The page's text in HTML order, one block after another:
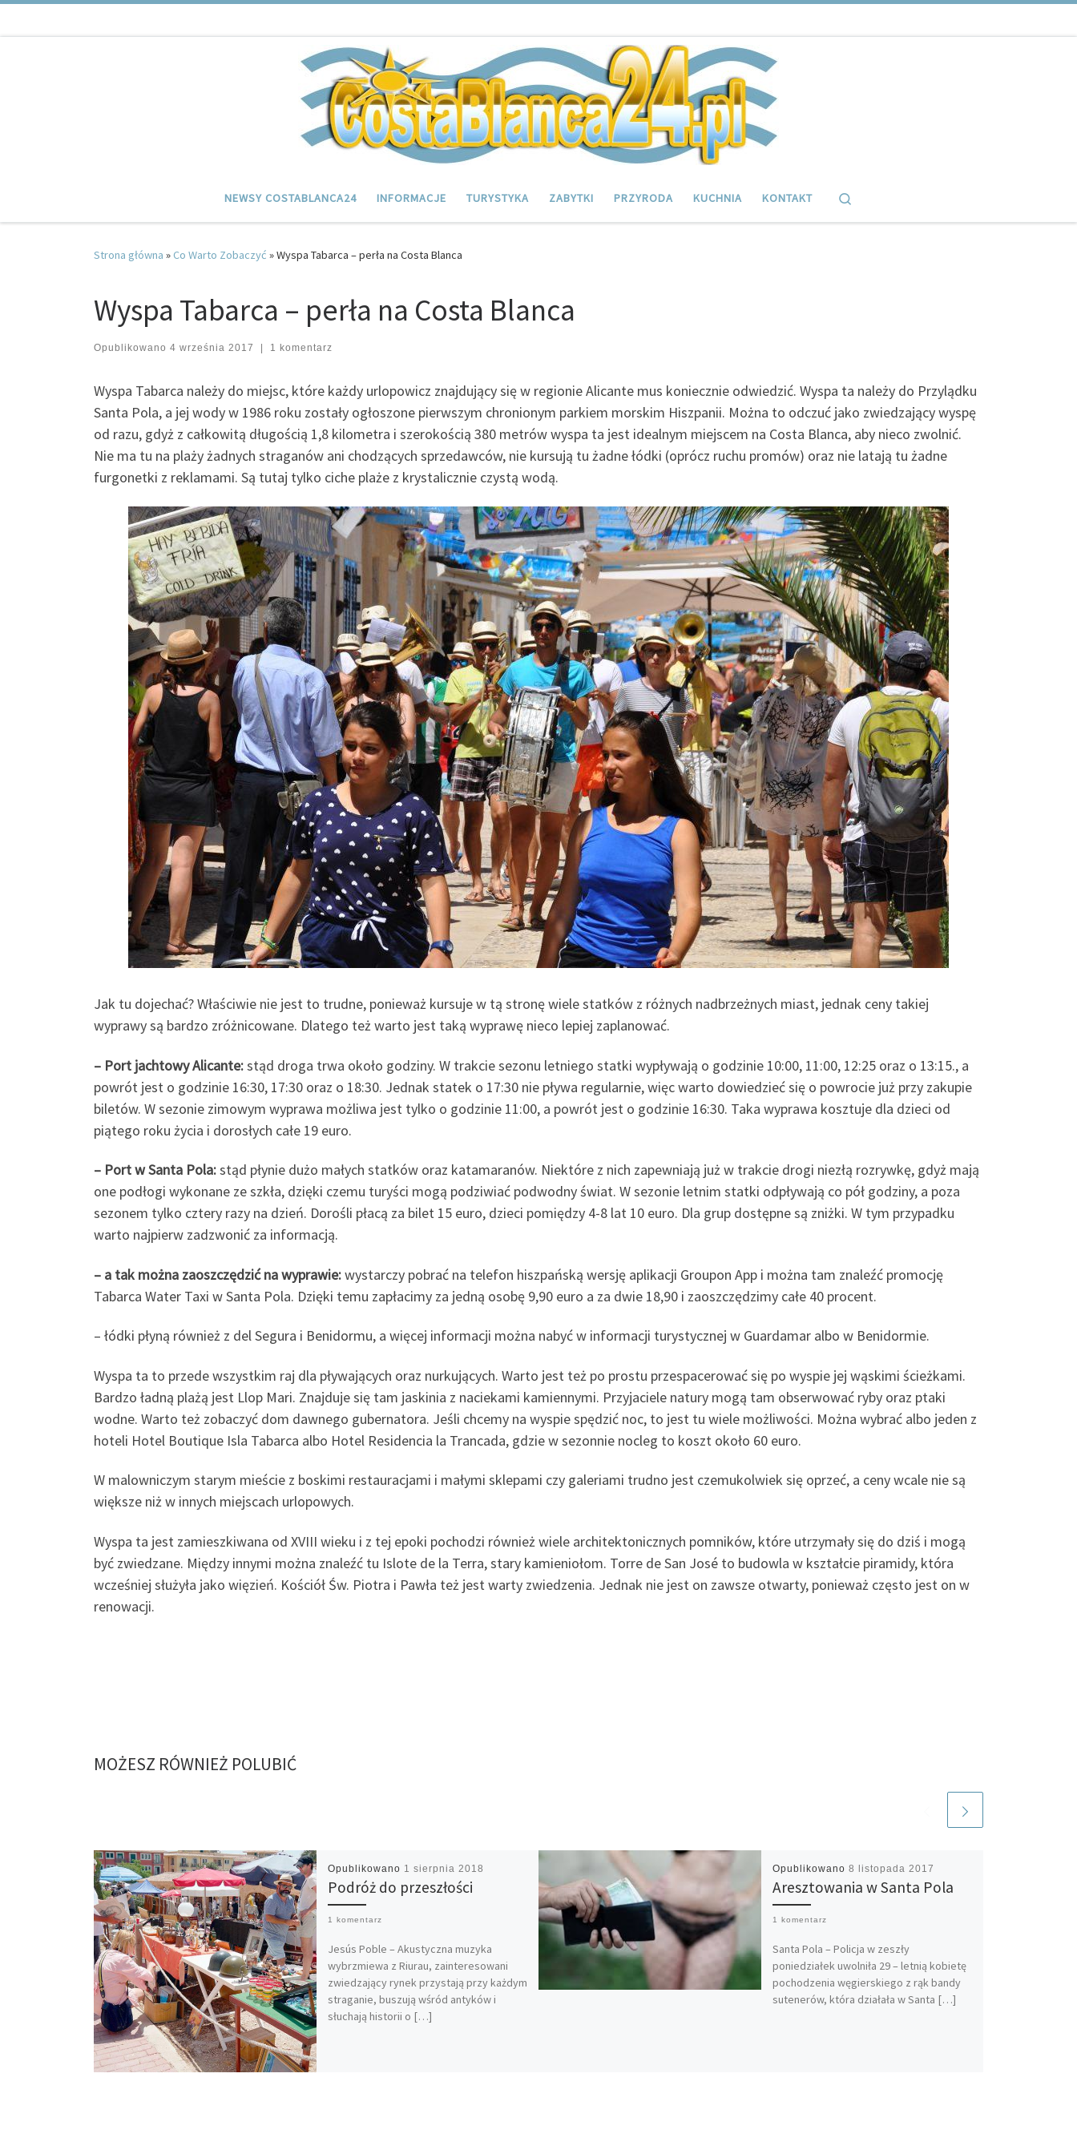
NEWSY COSTABLANCA24 INFORMACJE TURYSTYKA ZABYTKI PRZYRODA KUCHNIA KONTAKT
Strona główna »Co Warto Zobaczyć »Wyspa Tabarca – perła na Costa Blanca
Wyspa Tabarca – perła na Costa Blanca
Opublikowano 4 września 2017 1 komentarz
Wyspa Tabarca należy do miejsc, które każdy urlopowicz znajdujący się w regionie Alicante mus koniecznie odwiedzić. Wyspa ta należy do Przylądku
Santa Pola, a jej wody w 1986 roku zostały ogłoszone pierwszym chronionym parkiem morskim Hiszpanii. Można to odczuć jako zwiedzający wyspę
od razu, gdyż z całkowitą długością 1,8 kilometra i szerokością 380 metrów wyspa ta jest idealnym miejscem na Costa Blanca, aby nieco zwolnić.
Nie ma tu na plaży żadnych straganów ani chodzących sprzedawców, nie kursują tu żadne łódki (oprócz ruchu promów) oraz nie latają tu żadne
furgonetki z reklamami. Są tutaj tylko ciche plaże z krystalicznie czystą wodą.
Jak tu dojechać? Właściwie nie jest to trudne, ponieważ kursuje w tą stronę wiele statków z różnych nadbrzeżnych miast, jednak ceny takiej
wyprawy są bardzo zróżnicowane. Dlatego też warto jest taką wyprawę nieco lepiej zaplanować.
– Port jachtowy Alicante:stąd droga trwa około godziny. W trakcie sezonu letniego statki wypływają o godzinie 10:00, 11:00, 12:25 oraz o 13:15., a
powrót jest o godzinie 16:30, 17:30 oraz o 18:30. Jednak statek o 17:30 nie pływa regularnie, więc warto dowiedzieć się o powrocie już przy zakupie
biletów. W sezonie zimowym wyprawa możliwa jest tylko o godzinie 11:00, a powrót jest o godzinie 16:30. Taka wyprawa kosztuje dla dzieci od
piątego roku życia i dorosłych całe 19 euro.
– Port w Santa Pola:stąd płynie dużo małych statków oraz katamaranów. Niektóre z nich zapewniają już w trakcie drogi niezłą rozrywkę, gdyż mają
one podłogi wykonane ze szkła, dzięki czemu turyści mogą podziwiać podwodny świat. W sezonie letnim statki odpływają co pół godziny, a poza
sezonem tylko cztery razy na dzień. Dorośli płacą za bilet 15 euro, dzieci pomiędzy 4-8 lat 10 euro. Dla grup dostępne są zniżki. W tym przypadku
warto najpierw zadzwonić za informacją.
– a tak można zaoszczędzić na wyprawie:wystarczy pobrać na telefon hiszpańską wersję aplikacji Groupon App i można tam znaleźć promocję
Tabarca Water Taxi w Santa Pola. Dzięki temu zapłacimy za jedną osobę 9,90 euro a za dwie 18,90 i zaoszczędzimy całe 40 procent.
– łódki płyną również z del Segura i Benidormu, a więcej informacji można nabyć w informacji turystycznej w Guardamar albo w Benidormie.
Wyspa ta to przede wszystkim raj dla pływających oraz nurkujących. Warto jest też po prostu przespacerować się po wyspie jej wąskimi ścieżkami.
Bardzo ładną plażą jest Llop Mari. Znajduje się tam jaskinia z naciekami kamiennymi. Przyjaciele natury mogą tam obserwować ryby oraz ptaki
wodne. Warto też zobaczyć dom dawnego gubernatora. Jeśli chcemy na wyspie spędzić noc, to jest tu wiele możliwości. Można wybrać albo jeden z
hoteli Hotel Boutique Isla Tabarca albo Hotel Residencia la Trancada, gdzie w sezonnie nocleg to koszt około 60 euro.
W malowniczym starym mieście z boskimi restauracjami i małymi sklepami czy galeriami trudno jest czemukolwiek się oprzeć, a ceny wcale nie są
większe niż w innych miejscach urlopowych.
Wyspa ta jest zamieszkiwana od XVIII wieku i z tej epoki pochodzi również wiele architektonicznych pomników, które utrzymały się do dziś i mogą
być zwiedzane. Między innymi można znaleźć tu Islote de la Terra, stary kamieniołom. Torre de San José to budowla w kształcie piramidy, która
wcześniej służyła jako więzień. Kościół Św. Piotra i Pawła też jest warty zwiedzenia. Jednak nie jest on zawsze otwarty, ponieważ często jest on w
renowacji.
MOŻESZ RÓWNIEŻ POLUBIĆ
Opublikowano 1 sierpnia 2018
Podróż do przeszłości
1 komentarz
Jesús Poble – Akustyczna muzyka
wybrzmiewa z Riurau, zainteresowani
zwiedzający rynek przystają przy każdym
straganie, buszują wśród antyków i
słuchają historii o […]
Opublikowano 8 listopada 2017
Aresztowania w Santa Pola
1 komentarz
Santa Pola – Policja w zeszły
poniedziałek uwolniła 29 – letnią kobietę
pochodzenia węgierskiego z rąk bandy
sutenerów, która działała w Santa […]